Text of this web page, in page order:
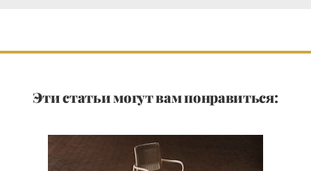
Эти статьи могут вам понравиться: